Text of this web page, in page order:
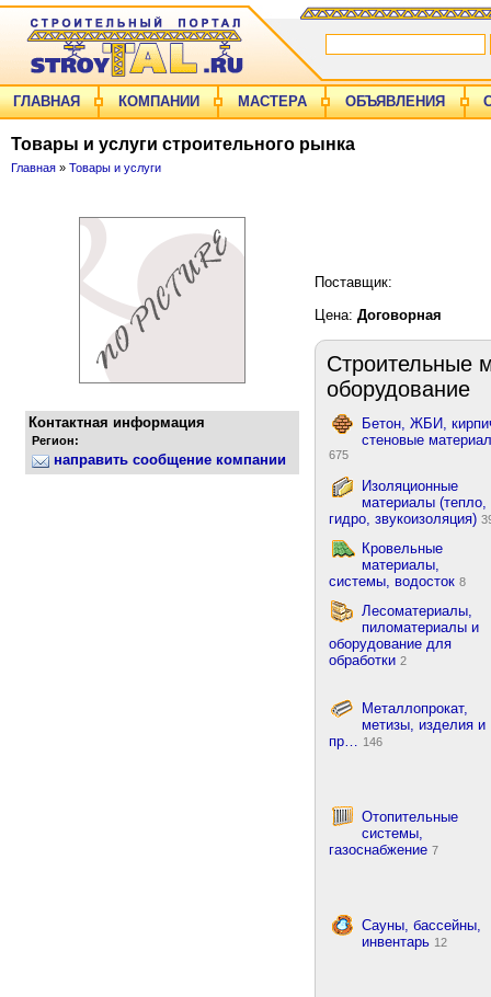
ГЛАВНАЯ КОМПАНИИ МАСТЕРА ОБЪЯВЛЕНИЯ
Товары и услуги строительного рынка
Главная » Товары и услуги
Контактная информация
Регион:
направить сообщение компании
Поставщик:
Цена: Договорная
Строительные
оборудование
Бетон, ЖБИ,
стеновые
675
Изоляционные
материалы (тепло,
гидро, звукоизоляция)
Кровельные
материалы,
системы, водосток 8
Лесоматериалы,
пиломатериалы и
оборудование для
обработки 2
Металлопрокат,
метизы, изделия и
пр… 146
Отопительные
системы,
газоснабжение 7
Сауны, бассейны,
инвентарь 12